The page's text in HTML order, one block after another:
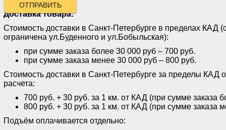
ОТПРАВИТЬ
Доставка товара:
Стоимость доставки в Санкт-Петербурге в пределах КАД
ограничена ул.Буденного и ул.Бобыльская):
при сумме заказа более 30 000 руб – 700 руб.
при сумме заказа менее 30 000 руб – 800 руб.
Стоимость доставки в Санкт-Петербурге за пределы КАД
расчета:
700 руб. + 30 руб. за 1 км. от КАД (при сумме заказа
800 руб. + 30 руб. за 1 км. от КАД (при сумме заказа
Подъём оплачивается отдельно: